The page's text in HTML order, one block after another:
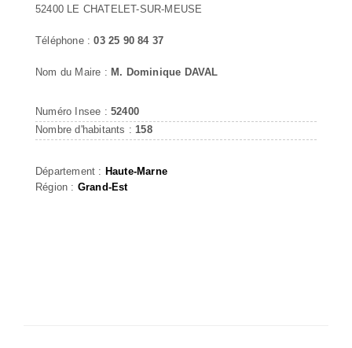
52400 LE CHATELET-SUR-MEUSE
Téléphone :03 25 90 84 37
Nom du Maire : M. Dominique DAVAL
Numéro Insee : 52400
Nombre d'habitants : 158
Département : Haute-Marne
Région : Grand-Est